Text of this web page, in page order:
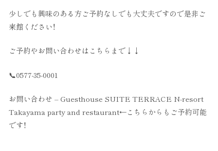
少しでも興味のある方ご予約なしでも大丈夫ですので是非ご
来館ください！
ご予約やお問い合わせはこちらまで↓↓
📞0577-35-0001
お問い合わせ – Guesthouse SUITE TERRACE N-resort
Takayama party and restaurant←こちらからもご予約可能
です！